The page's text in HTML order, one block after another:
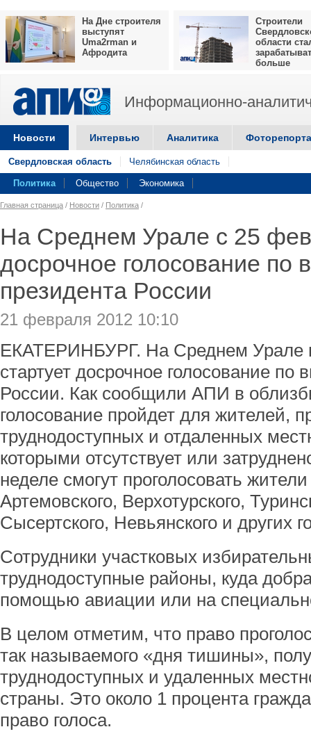
На Дне строителя
выступят
Uma2rman и
Афродита
Строители
области
больше
Информационно-
Новости Интервью Аналитика
Свердловская область Челябинская область
Политика Общество Экономика
Главная страница / Новости / Политика /
На Среднем Урале с 25
досрочное голосование по
президента России
21 февраля 2012 10:10
ЕКАТЕРИНБУРГ. На Среднем Урале
стартует досрочное голосование по
России. Как сообщили АПИ в
голосование пройдет для жителей,
труднодоступных и отдаленных
которыми отсутствует или
неделе смогут проголосовать
Артемовского, Верхотурского,
Сысертского, Невьянского и других
Сотрудники участковых
труднодоступные районы, куда
помощью авиации или на
В целом отметим, что право
так называемого «дня тишины»,
труднодоступных и удаленных
страны. Это около 1 процента
право голоса.